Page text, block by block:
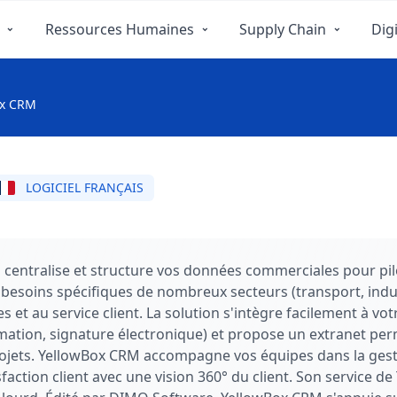
Ressources Humaines Supply Chain
CRM
LOGICIEL FRANÇAIS
centralise et structure vos données commerciales pour
spécifiques de nombreux secteurs (transport,
et au service client. La solution s'intègre facilement à
signature électronique) et propose un extranet
YellowBox CRM accompagne vos équipes dans la
client avec une vision 360° du client. Son service